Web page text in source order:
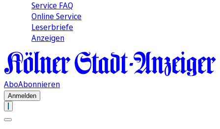
Service FAQ
Online Service
Leserbriefe
Anzeigen
AboAbonnieren
Anmelden